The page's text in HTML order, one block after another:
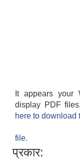
It appears your
display PDF
here to download
file.
प्रकार: